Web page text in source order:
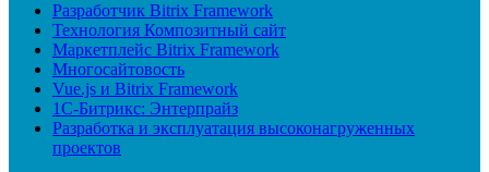
Разработчик Bitrix Framework
Технология Композитный сайт
Маркетплейс Bitrix Framework
Многосайтовость
Vue.js и Bitrix Framework
1С-Битрикс: Энтерпрайз
Разработка и эксплуатация высоконагруженных
проектов